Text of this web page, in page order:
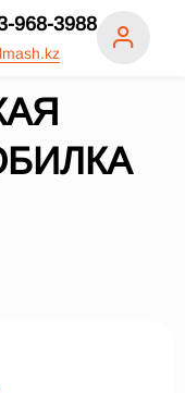
968-3988